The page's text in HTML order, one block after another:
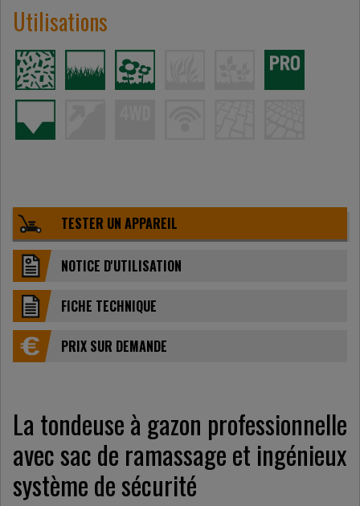
Utilisations
TESTER UN APPAREIL
NOTICE D'UTILISATION
FICHE TECHNIQUE
PRIX ​​SUR DEMANDE
La tondeuse à gazon professionnelle
avec sac de ramassage et ingénieux
système de sécurité